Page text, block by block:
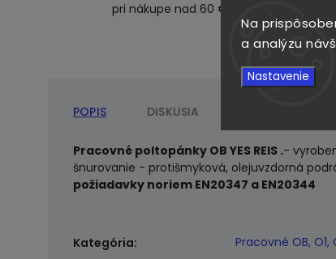
Na
a analýzu
Nastavenie
pri nákupe nad 60 €
POPIS DISKUSIA
Pracovné poltopánky OB YES REIS .-
šnurovanie - protišmyková, olejuvzdorná
požiadavky noriem EN20347 a EN20344
Kategória:
Pracovné OB, O1,